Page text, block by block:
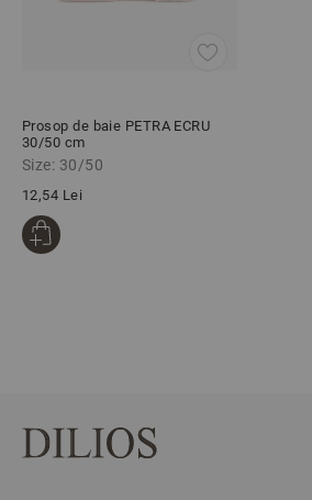
Prosop de baie PETRA ECRU
30/50 cm
Size: 30/50
12,54 Lei